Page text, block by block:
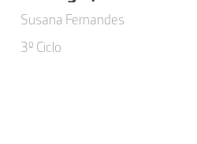
Susana Fernandes
3º Ciclo